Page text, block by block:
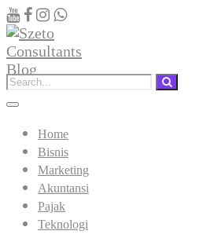
Home
Bisnis
Marketing
Akuntansi
Pajak
Teknologi